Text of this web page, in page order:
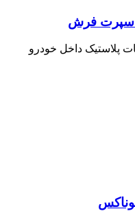
اسپرت فرش
پلاستیک داخل خودرو